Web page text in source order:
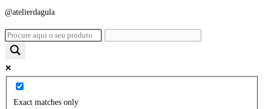
@atelierdagula
Exact matches only